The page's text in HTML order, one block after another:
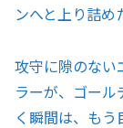
ンへと上り詰め
攻守に隙のない
ラーが、ゴー
く瞬間は、も